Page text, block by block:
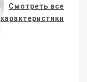
Смотреть все
характеристики